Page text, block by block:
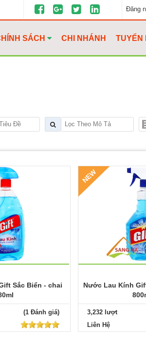
Đăng
SÁCH CHI NHÁNH TUYỂN
Sắc Biển - chai
(1 Đánh giá)
NEW
Nước Lau Kính
3,232 lượt
Liên Hệ